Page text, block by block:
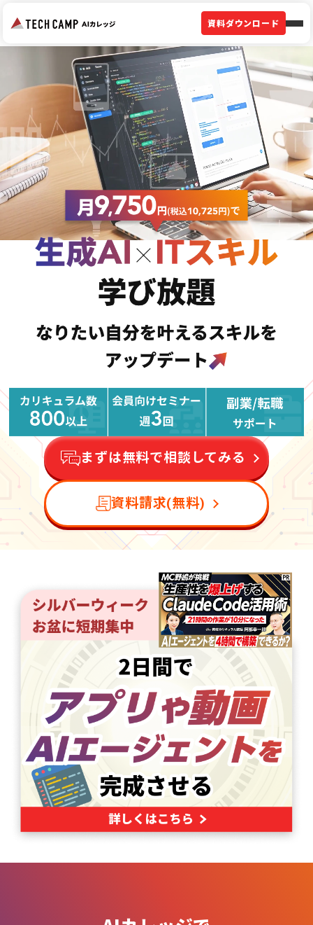
資料ダウンロード
まずは無料で相談してみる
資料請求(無料)